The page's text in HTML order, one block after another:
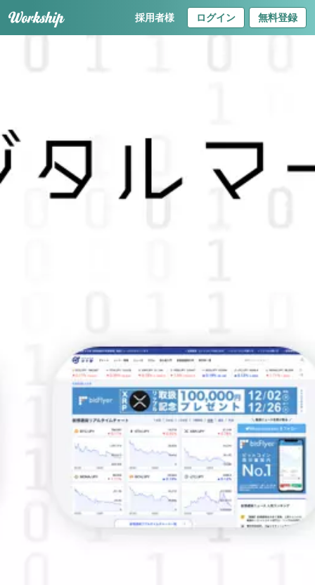
採用者様 ログイン 無料登録